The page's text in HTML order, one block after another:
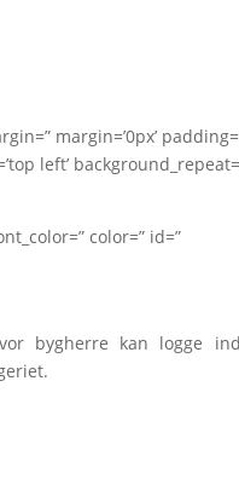
margin=’0px’
left’
color=” id=”
bygherre kan logge